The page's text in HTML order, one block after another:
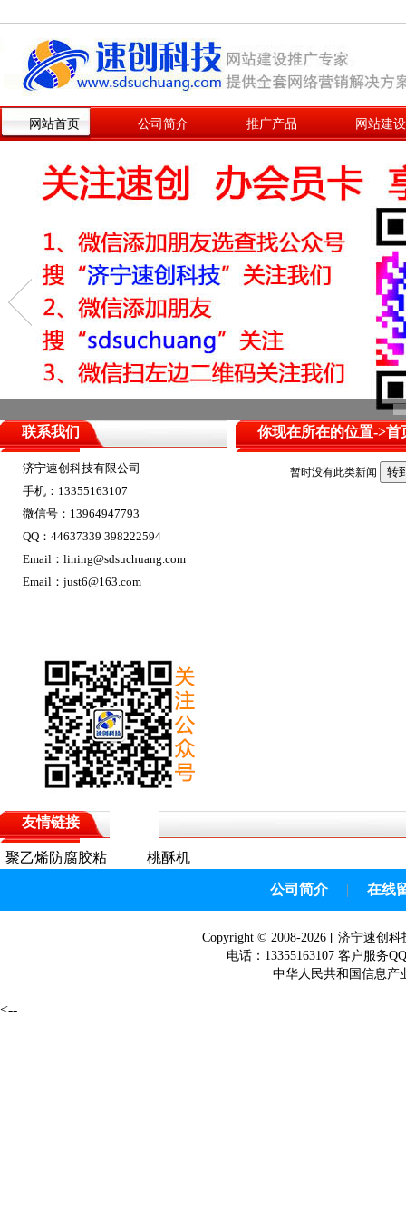
网站首页 公司简介 推广产品 网站建设
联系我们
济宁速创科技有限公司
手机：13355163107
微信号：13964947793
QQ：44637339 398222594
Email：lining@sdsuchuang.com
Email：just6@163.com
你现在所在的位置->首
暂时没有此类新闻
友情链接
聚乙烯防腐胶粘
桃酥机
公司简介 | 在线
Copyright © 2008-2026 [ 济宁速创科
电话：13355163107 客户服务
中华人民共和国信息产
<--